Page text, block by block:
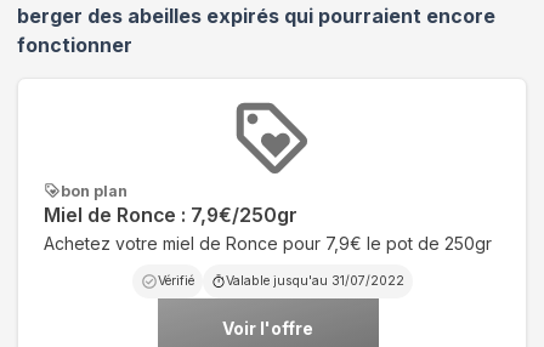
berger des abeilles expirés qui pourraient encore
fonctionner
bon plan
Miel de Ronce : 7,9€/250gr
Achetez votre miel de Ronce pour 7,9€ le pot de 250gr
Vérifié Valable jusqu'au 31/07/2022
Voir l'offre